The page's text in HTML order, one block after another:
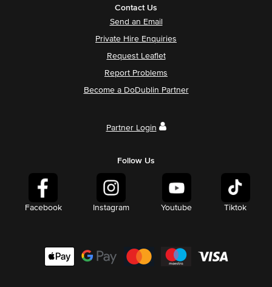
Contact Us
Send an Email
Private Hire Enquiries
Request Leaflet
Report Problems
Become a DoDublin Partner
Partner Login
Follow Us
Facebook Instagram Youtube Tiktok